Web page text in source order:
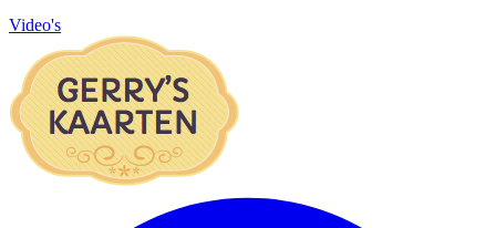
Video's